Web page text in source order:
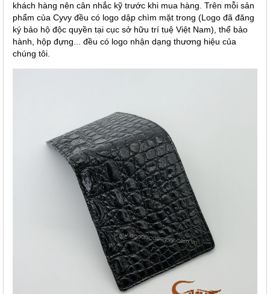
khách hàng nên cân nhắc kỹ trước khi mua hàng. Trên mỗi sản
phẩm của Cyvy đều có logo dập chìm mặt trong (Logo đã đăng
ký bảo hộ độc quyền tại cục sở hữu trí tuệ Việt Nam), thể bảo
hành, hộp đựng... đều có logo nhận dạng thương hiệu của
chúng tôi.